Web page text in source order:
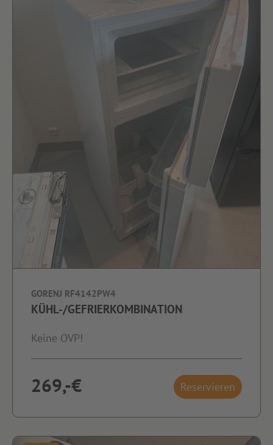
GORENJ RF4142PW4
KÜHL-/GEFRIERKOMBINATION
Keine OVP!
269,-€ Reservieren